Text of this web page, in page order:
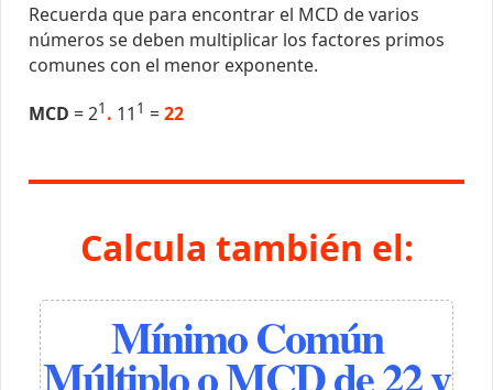
Recuerda que para encontrar el MCD de varios
números se deben multiplicar los factores primos
comunes con el menor exponente.
MCD = 21 . 11 1 =22
Calcula también el:
Mínimo Común